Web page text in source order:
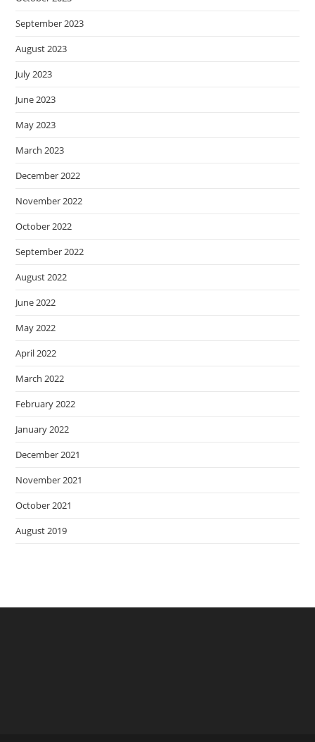
September 2023
August 2023
July 2023
June 2023
May 2023
March 2023
December 2022
November 2022
October 2022
September 2022
August 2022
June 2022
May 2022
April 2022
March 2022
February 2022
January 2022
December 2021
November 2021
October 2021
August 2019